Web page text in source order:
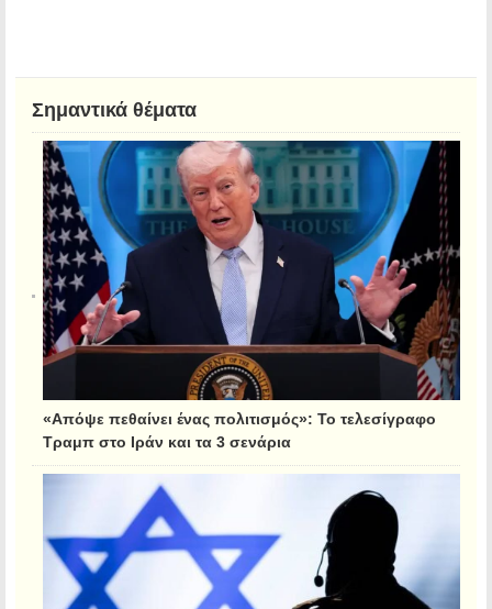
Σημαντικά θέματα
«Απόψε πεθαίνει ένας πολιτισμός»: Το τελεσίγραφο
Τραμπ στο Ιράν και τα 3 σενάρια